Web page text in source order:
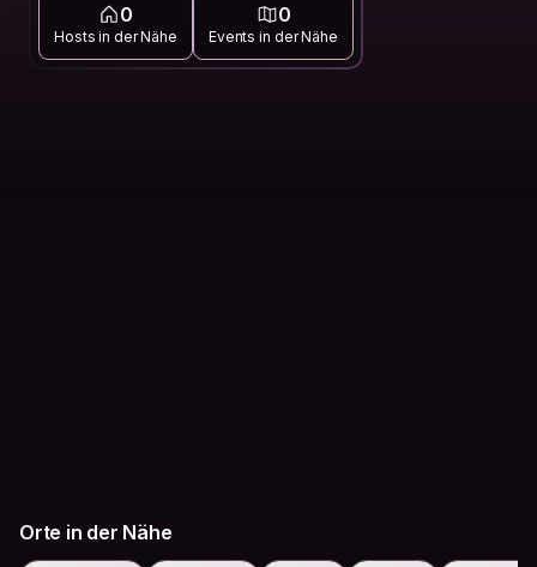
0
Hosts in der Nähe
0
Events in der Nähe
Orte in der Nähe